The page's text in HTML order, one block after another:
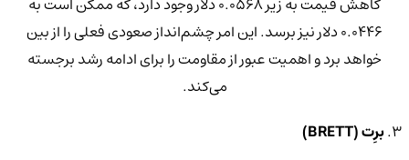
0.0446 دلار نیز برسد. این امر چشم‌انداز صعودی فعلی را از بین
خواهد برد و اهمیت عبور از مقاومت را برای ادامه رشد برجسته
می‌کند.
3. برِت (BRETT)